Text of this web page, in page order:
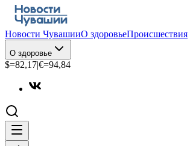
Новости ЧувашииО здоровьеПроисшествия
О здоровье
$=82,17|€=94,84